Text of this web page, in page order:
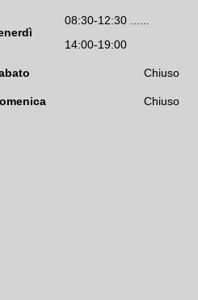
08:30-12:30 ......
14:00-19:00
Chiuso
Chiuso